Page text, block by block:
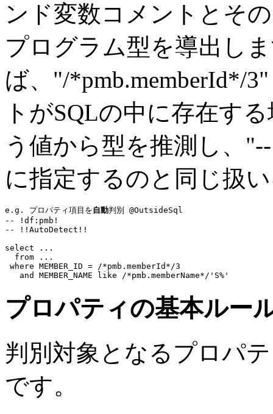
ンド変数コメントとそ
プログラム型を導出し
ば、"/*pmb.memberId*/
トがSQLの中に存在す
う値から型を推測し、
に指定するのと同じ扱
e.g. プロパティ項目を自動判別 @OutsideSql
-- !df:pmb!
-- !!AutoDetect!!
select
...
from
...
where MEMBER_ID = /*pmb.memberId*/3
and
MEMBER_NAME like /*pmb.memberName*/ 'S%'
プロパティの基本ルー
判別対象となるプロパ
です。